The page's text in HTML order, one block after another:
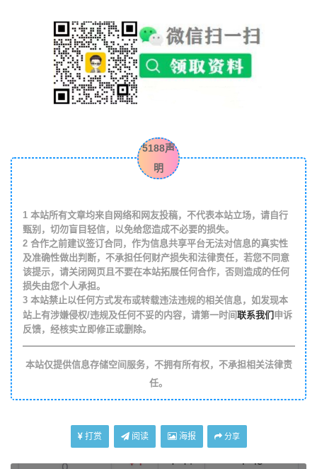
5188声
明
1本站所有文章均来自网络和网友投稿，不代表本站立场，请自行
甄别，切勿盲目轻信，以免给您造成不必要的损失。
2合作之前建议签订合同，作为信息共享平台无法对信息的真实性
及准确性做出判断，不承担任何财产损失和法律责任，若您不同意
该提示，请关闭网页且不要在本站拓展任何合作，否则造成的任何
损失由您个人承担。
3本站禁止以任何方式发布或转载违法违规的相关信息，如发现本
站上有涉嫌侵权/违规及任何不妥的内容，请第一时间联系我们申诉
反馈，经核实立即修正或删除。
本站仅提供信息存储空间服务，不拥有所有权，不承担相关法律责
任。
打赏 阅读 海报 分享